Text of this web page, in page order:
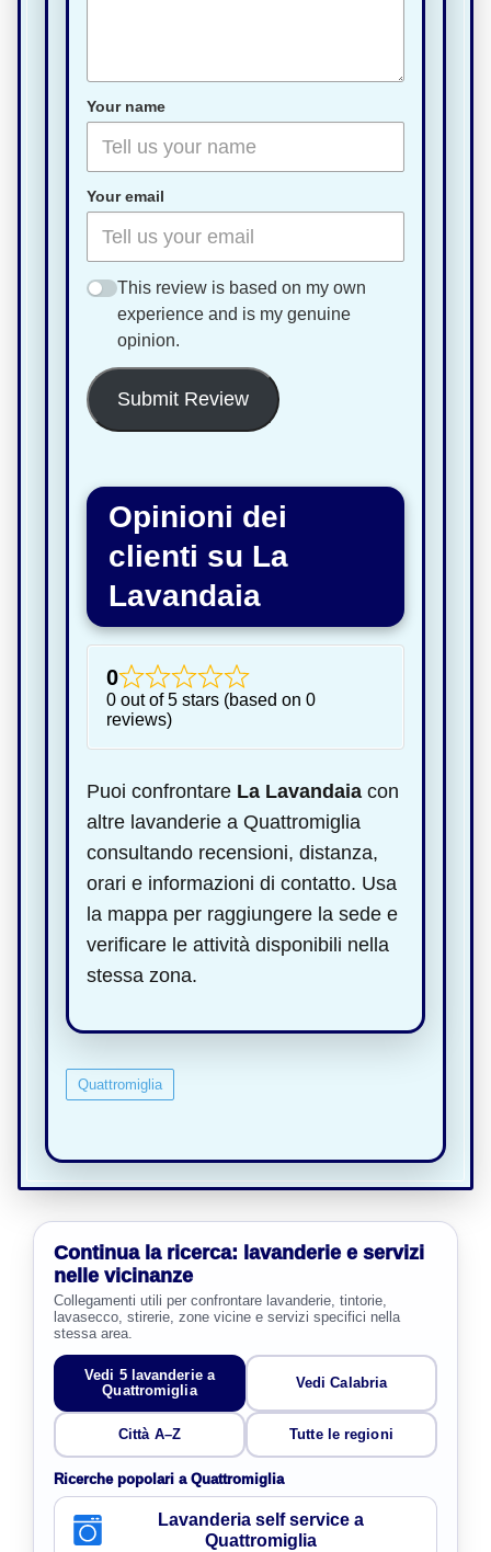
Your name
Your email
This review is based on my own
experience and is my genuine
opinion.
Submit Review
Opinioni dei
clienti su La
Lavandaia
0
0 out of 5 stars (based on 0
reviews)
Puoi confrontare La Lavandaia con
altre lavanderie a Quattromiglia
consultando recensioni, distanza,
orari e informazioni di contatto. Usa
la mappa per raggiungere la sede e
verificare le attività disponibili nella
stessa zona.
Quattromiglia
Continua la ricerca: lavanderie e servizi
nelle vicinanze
Collegamenti utili per confrontare lavanderie, tintorie,
lavasecco, stirerie, zone vicine e servizi specifici nella
stessa area.
Vedi 5 lavanderie a
Quattromiglia
Vedi Calabria
Città A–Z Tutte le regioni
Ricerche popolari a Quattromiglia
Lavanderia self service a
Quattromiglia